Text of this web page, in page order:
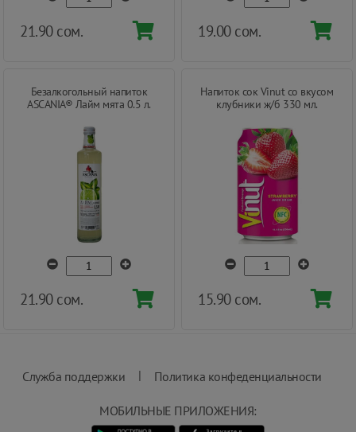
21.90 сом. 19.00 сом.
Безалкогольный напиток
ASCANIA® Лайм мята 0.5 л.
21.90 сом.
Напиток сок Vinut со вкусом
клубники ж/б 330 мл.
15.90 сом.
Служба поддержки | Политика конфеденциальности
МОБИЛЬНЫЕ ПРИЛОЖЕНИЯ: